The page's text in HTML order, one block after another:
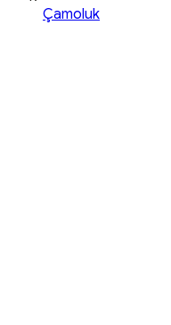
Çamoluk